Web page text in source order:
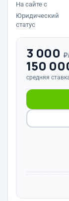
На сайте с
Юридический
статус
3 000
150
средняя